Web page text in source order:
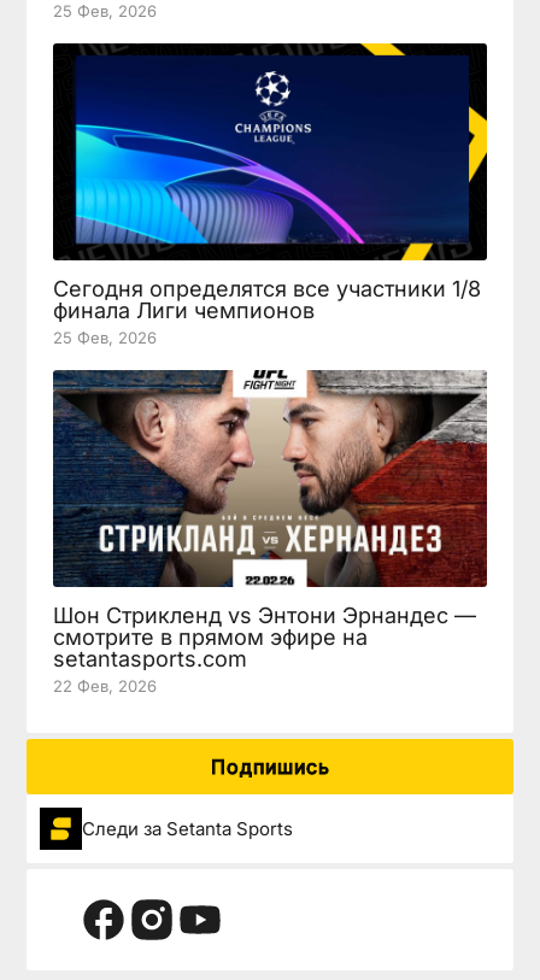
25 Фев, 2026
Сегодня определятся все участники 1/8
финала Лиги чемпионов
25 Фев, 2026
Шон Стрикленд vs Энтони Эрнандес —
смотрите в прямом эфире на
setantasports.com
22 Фев, 2026
Подпишись
Следи за Setanta Sports